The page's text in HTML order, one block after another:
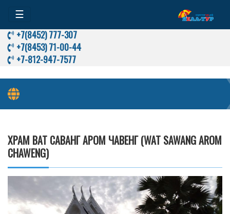
☰
+7(8452) 777-307
+7(8453) 71-00-44
+7-812-947-7577
ХРАМ ВАТ САВАНГ АРОМ ЧАВЕНГ (WAT SAWANG AROM
CHAWENG)